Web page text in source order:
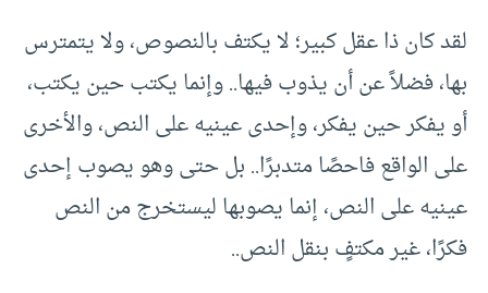
لقد كان ذا عقل كبير؛ لا يكتف بالنصوص، ولا يتمترس
بها، فضلاً عن أن يذوب فيها.. وإنما يكتب حين يكتب،
أو يفكر حين يفكر، وإحدى عينيه على النص، والأخرى
على الواقع فاحصًا متدبرًا.. بل حتى وهو يصوب إحدى
عينيه على النص، إنما يصوبها ليستخرج من النص
فكرًا، غير مكتفٍ بنقل النص..